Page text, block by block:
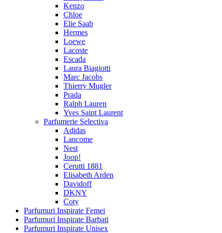
Kenzo
Chloe
Elie Saab
Hermes
Loewe
Lacoste
Escada
Laura Biagiotti
Marc Jacobs
Thierry Mugler
Prada
Ralph Lauren
Yves Saint Laurent
Parfumerie Selectiva
Adidas
Lancome
Nest
Joop!
Cerutti 1881
Elisabeth Arden
Davidoff
DKNY
Coty
Parfumuri Inspirate Femei
Parfumuri Inspirate Barbati
Parfumuri Inspirate Unisex